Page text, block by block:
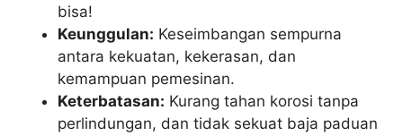
bisa!
Keunggulan: Keseimbangan sempurna
antara kekuatan, kekerasan, dan
kemampuan pemesinan.
Keterbatasan: Kurang tahan korosi tanpa
perlindungan, dan tidak sekuat baja paduan